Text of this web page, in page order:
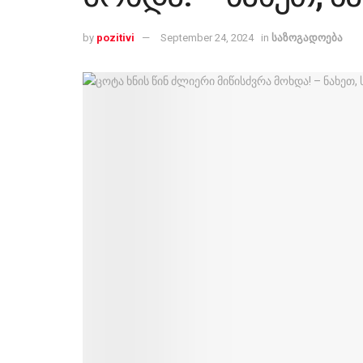
by pozitivi September 24, 2024 in საზოგადოება